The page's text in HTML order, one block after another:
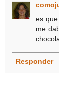
es que
me
Responder